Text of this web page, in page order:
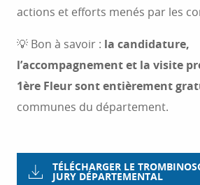
actions et efforts menés par les
💡 Bon à savoir : la candidature,
l’accompagnement et la visite
1ère Fleur sont entièrement
communes du département.
TÉLÉCHARGER LE
JURY DÉPARTEMENTAL